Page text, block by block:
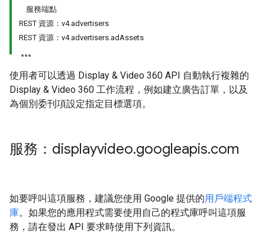
服務端點
REST 資源：v4.advertisers
REST 資源：v4.advertisers.adAssets
使用者可以透過 Display & Video 360 API 自動執行複雜的
Display & Video 360 工作流程，例如建立廣告訂單，以及
為個別委刊項設定指定目標選項。
服務：displayvideo.googleapis.com
如要呼叫這項服務，建議您使用 Google 提供的用戶端程式
庫。如果您的應用程式需要使用自己的程式庫呼叫這項服
務，請在發出 API 要求時使用下列資訊。